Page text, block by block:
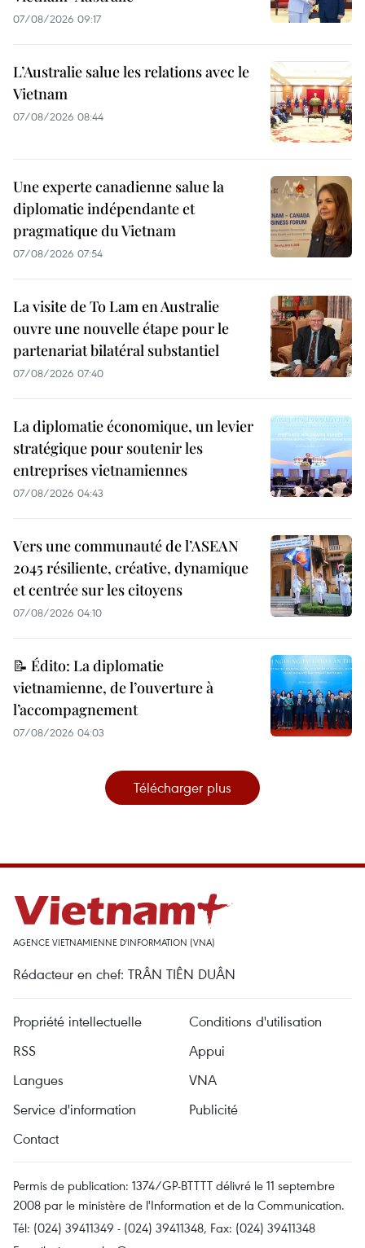
07/08/2026 09:17
L’Australie salue les relations avec le
Vietnam
07/08/2026 08:44
Une experte canadienne salue la
diplomatie indépendante et
pragmatique du Vietnam
07/08/2026 07:54
La visite de To Lam en Australie
ouvre une nouvelle étape pour le
partenariat bilatéral substantiel
07/08/2026 07:40
La diplomatie économique, un levier
stratégique pour soutenir les
entreprises vietnamiennes
07/08/2026 04:43
Vers une communauté de l’ASEAN
2045 résiliente, créative, dynamique
et centrée sur les citoyens
07/08/2026 04:10
📝 Édito: La diplomatie
vietnamienne, de l’ouverture à
l’accompagnement
07/08/2026 04:03
Télécharger plus
AGENCE VIETNAMIENNE D'INFORMATION (VNA)
Rédacteur en chef: TRÂN TIÊN DUÂN
Propriété intellectuelle
Conditions d'utilisation
RSS
Appui
Langues
VNA
Service d'information
Publicité
Contact
Permis de publication: 1374/GP-BTTTT délivré le 11 septembre
2008 par le ministère de l'Information et de la Communication.
Tél: (024) 39411349 - (024) 39411348, Fax: (024) 39411348